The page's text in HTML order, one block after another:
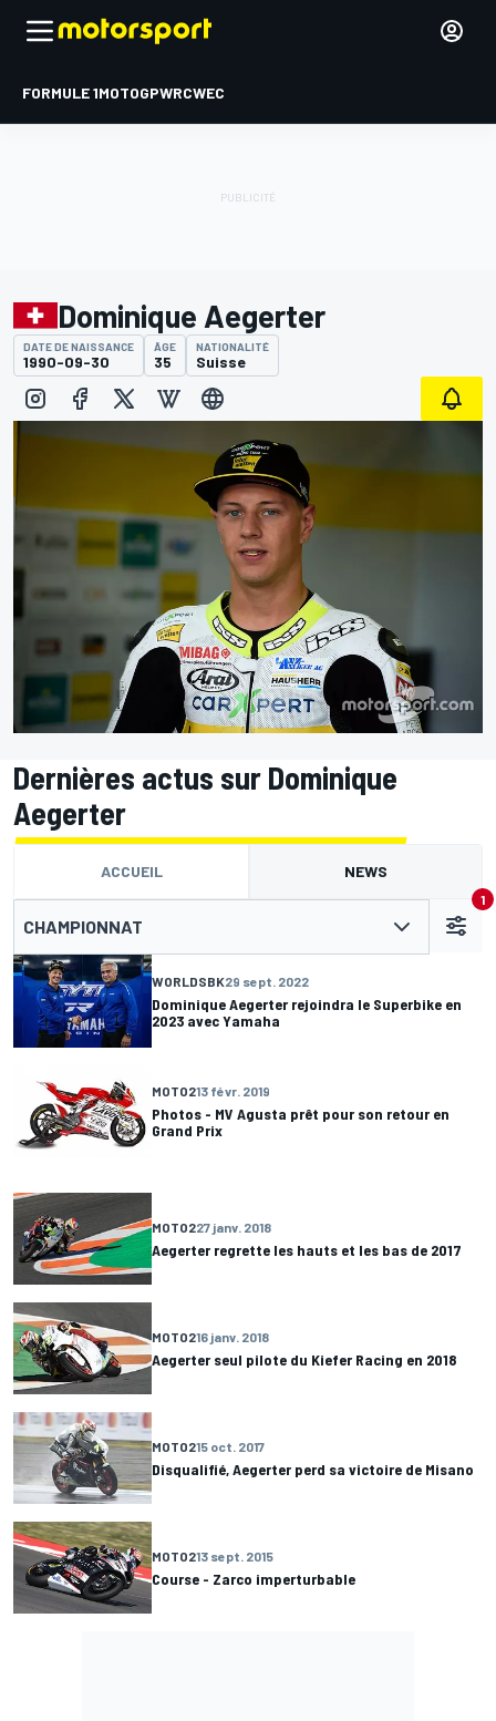
FORMULE 1MOTOGPWRCWEC
Dominique Aegerter
DATE DE NAISSANCE
1990-09-30
ÂGE
35
NATIONALITÉ
Suisse
Dernières actus sur Dominique
Aegerter
ACCUEIL NEWS
CHAMPIONNAT
1
WORLDSBK29 sept. 2022
Dominique Aegerter rejoindra le Superbike en
2023 avec Yamaha
MOTO213 févr. 2019
Photos - MV Agusta prêt pour son retour en
Grand Prix
MOTO227 janv. 2018
Aegerter regrette les hauts et les bas de 2017
MOTO216 janv. 2018
Aegerter seul pilote du Kiefer Racing en 2018
MOTO215 oct. 2017
Disqualifié, Aegerter perd sa victoire de Misano
MOTO213 sept. 2015
Course - Zarco imperturbable